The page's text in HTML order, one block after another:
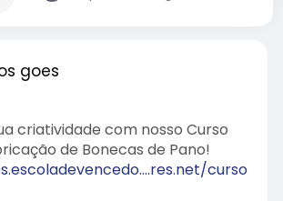
goes
criatividade com nosso Curso
de Bonecas de Pano!
curso